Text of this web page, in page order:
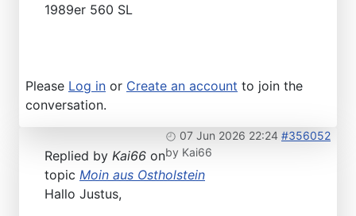
1989er 560 SL
Please Log in or Create an account to join the
conversation.
07 Jun 2026 22:24 #356052
by Kai66
Replied by Kai66 on
topic Moin aus Ostholstein
Hallo Justus,